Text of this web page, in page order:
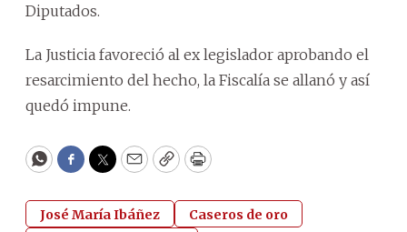
Diputados.
La Justicia favoreció al ex legislador aprobando el
resarcimiento del hecho, la Fiscalía se allanó y así
quedó impune.
WhatsApp
Facebook
Twitter
EmailCopyPrint
José María Ibáñez
Caseros de oro